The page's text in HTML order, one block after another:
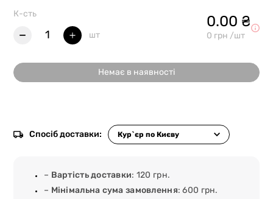
К-сть
1 шт
0.00 ₴
0 грн /шт
Немає в наявності
Спосіб доставки:
– Вартість доставки: 120 грн.
– Мінімальна сума замовлення: 600 грн.